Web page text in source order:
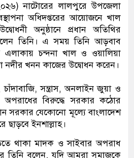
নাটোরের লালপুরে উপজেলা
অধিদপ্তরের আয়োজনে খাল
অনুষ্ঠানে প্রধান অতিথির
তিনি। এ সময় তিনি আড়বাব
এলাকায় চন্দনা খাল ও ওয়ালিয়া
নদীর খনন কাজের উদ্বোধন করেন।
চাঁদাবাজি, সন্ত্রাস, অনলাইন জুয়া ও
অপরাধের বিরুদ্ধে সরকার কঠোর
সরকার যেকোনো মূল্যে বাংলাদেশ
ছাড়বে ইনশাল্লাহ।
থাকা মাদক ও সাইবার অপরাধ
তিনি বলেন, যদি আমরা সমাজকে